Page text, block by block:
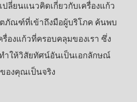
ปลี่ยนแนวคิดเกี่ยวกับเครื่องแก้ว
ภัณฑ์ที่เข้าถึงมือผู้บริโภค ค้นพบ
องแก้วที่ครอบคลุมของเรา ซึ่ง
ำให้วิสัยทัศน์อันเป็นเอกลักษณ์
ของคุณเป็นจริง